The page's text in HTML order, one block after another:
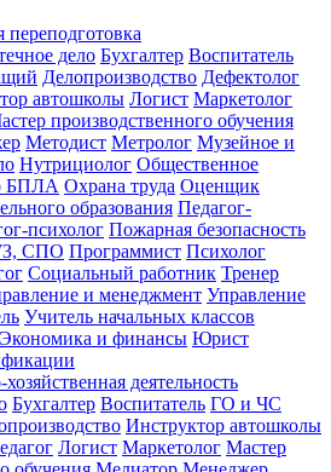
дело Бухгалтер Воспитатель
Делопроизводство Дефектолог
автошколы Логист Маркетолог
производственного обучения
Методист Метролог Музейное и
Нутрициолог Общественное
БПЛА Охрана труда Оценщик
образования Педагог-
психолог Пожарная безопасность
СПО Программист Психолог
Социальный работник Тренер
и менеджмент Управление
Учитель начальных классов
Экономика и финансы Юрист
деятельность
Бухгалтер Воспитатель ГО и ЧС
Инструктор автошколы
Логист Маркетолог Мастер